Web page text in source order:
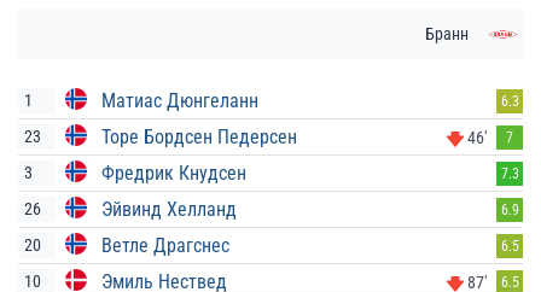
Бранн
1 Матиас Дюнгеланн 6.3
23 Торе Бордсен Педерсен 46' 7
3 Фредрик Кнудсен 7.3
26 Эйвинд Хелланд 6.9
20 Ветле Драгснес 6.5
10 Эмиль Нествед 87' 6.5